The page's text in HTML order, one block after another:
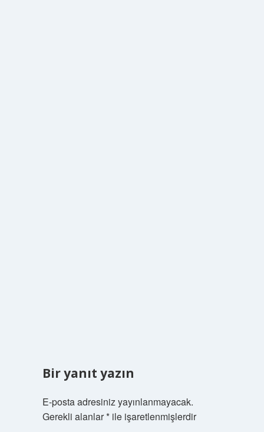
Bir yanıt yazın
E-posta adresiniz yayınlanmayacak.
Gerekli alanlar*ile işaretlenmişlerdir